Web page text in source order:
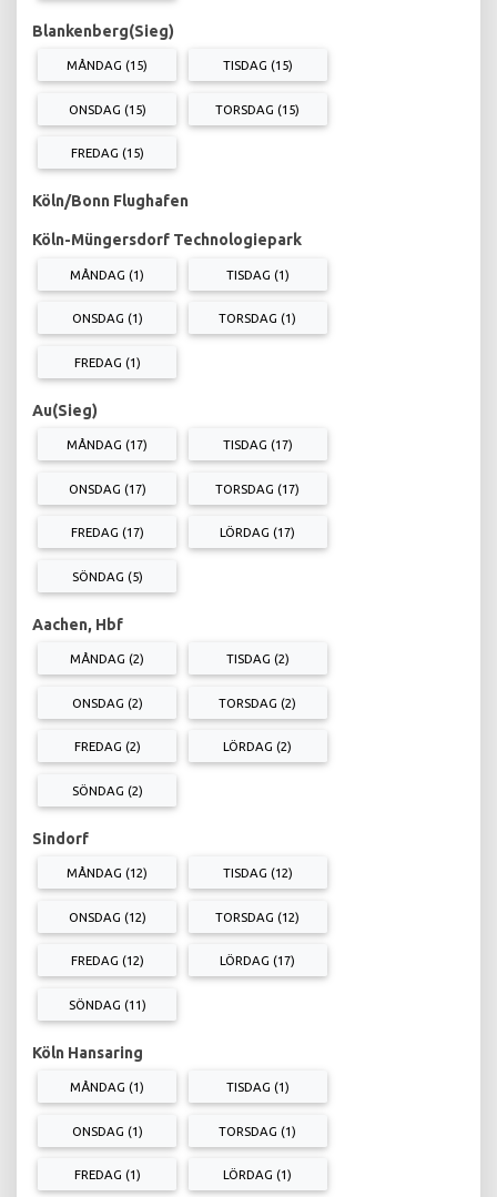
Blankenberg(Sieg)
MÅNDAG (15) TISDAG (15)
ONSDAG (15) TORSDAG (15)
FREDAG (15)
Köln/Bonn Flughafen
Köln-Müngersdorf Technologiepark
MÅNDAG (1) TISDAG (1)
ONSDAG (1) TORSDAG (1)
FREDAG (1)
Au(Sieg)
MÅNDAG (17) TISDAG (17)
ONSDAG (17) TORSDAG (17)
FREDAG (17) LÖRDAG (17)
SÖNDAG (5)
Aachen, Hbf
MÅNDAG (2) TISDAG (2)
ONSDAG (2) TORSDAG (2)
FREDAG (2) LÖRDAG (2)
SÖNDAG (2)
Sindorf
MÅNDAG (12) TISDAG (12)
ONSDAG (12) TORSDAG (12)
FREDAG (12) LÖRDAG (17)
SÖNDAG (11)
Köln Hansaring
MÅNDAG (1) TISDAG (1)
ONSDAG (1) TORSDAG (1)
FREDAG (1) LÖRDAG (1)